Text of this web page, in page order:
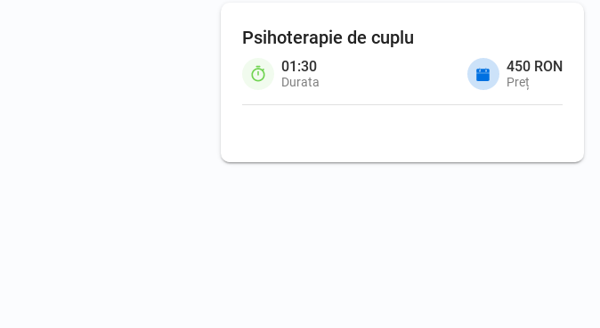
Psihoterapie de cuplu
01:30
Durata
450 RON
Preț